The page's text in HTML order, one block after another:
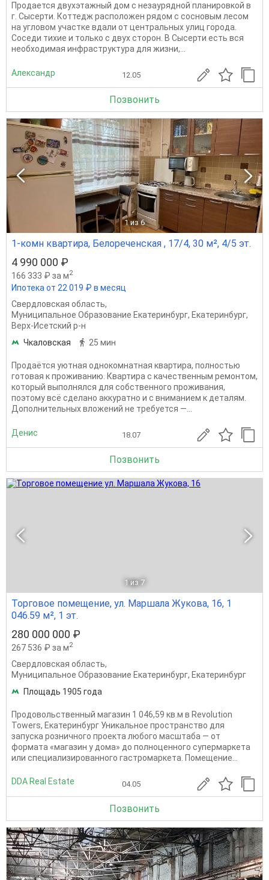
Продается двухэтажный дом с незаурядной планировкой в
г. Сысерти. Коттедж расположен рядом с сосновым лесом
на угловом участке вдали от центральных улиц города.
Соседи тихие и только с двух сторон. В Сысерти есть вся
необходимая инфраструктура для жизни,...
Александр 12.05
Позвонить
1 из 6
1-комн квартира, Белореченская , 17/4, 30 м², 4/5 эт.
4 990 000 ₽
166 333 ₽ за м2
Ипотека от 22 019 ₽ в месяц
Свердловская область,
Муниципальное Образование Екатеринбург, Екатеринбург,
Верх-Исетский р-н
Чкаловская
25 мин
Продаётся уютная однокомнатная квартира, полностью
готовая к проживанию. Квартира с качественным ремонтом,
который выполнялся для собственного проживания,
поэтому всё сделано аккуратно и с вниманием к деталям.
Дополнительных вложений не требуется —...
Денис 18.07
Позвонить
1 из 7
Торговое помещение, ул. Маршала Жукова, 16, 1
046.59 м², 1 эт.
280 000 000 ₽
267 536 ₽ за м2
Свердловская область,
Муниципальное Образование Екатеринбург, Екатеринбург
Площадь 1905 года
Продовольственный магазин 1 046,59 кв.м в Revolution
Towers, Екатеринбург Уникальное пространство для
запуска розничного проекта любого масштаба — от
формата «магазин у дома» до полноценного супермаркета
или специализированного гастромаркета. Помещение...
DDA Real Estate 04.05
Позвонить